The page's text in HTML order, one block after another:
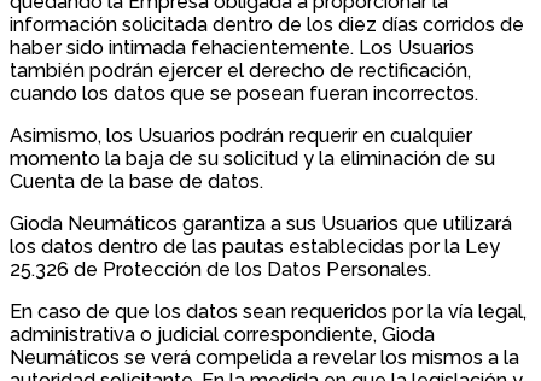
información solicitada dentro de los diez días corridos de
haber sido intimada fehacientemente. Los Usuarios
también podrán ejercer el derecho de rectificación,
cuando los datos que se posean fueran incorrectos.
Asimismo, los Usuarios podrán requerir en cualquier
momento la baja de su solicitud y la eliminación de su
Cuenta de la base de datos.
Gioda Neumáticos garantiza a sus Usuarios que utilizará
los datos dentro de las pautas establecidas por la Ley
25.326 de Protección de los Datos Personales.
En caso de que los datos sean requeridos por la vía legal,
administrativa o judicial correspondiente, Gioda
Neumáticos se verá compelida a revelar los mismos a la